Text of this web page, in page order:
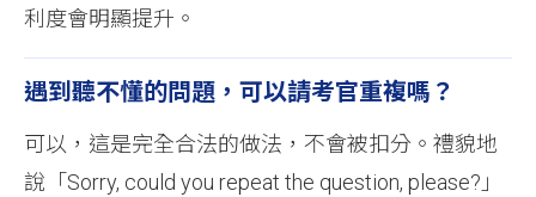
利度會明顯提升。
遇到聽不懂的問題，可以請考官重複嗎？
可以，這是完全合法的做法，不會被扣分。禮貌地
說「Sorry, could you repeat the question, please?」